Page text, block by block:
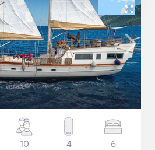
10 4 6